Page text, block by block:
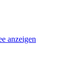
anzeigen